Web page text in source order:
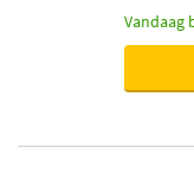
Vandaag